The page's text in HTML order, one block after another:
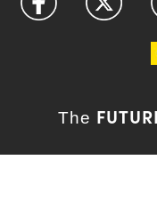
The